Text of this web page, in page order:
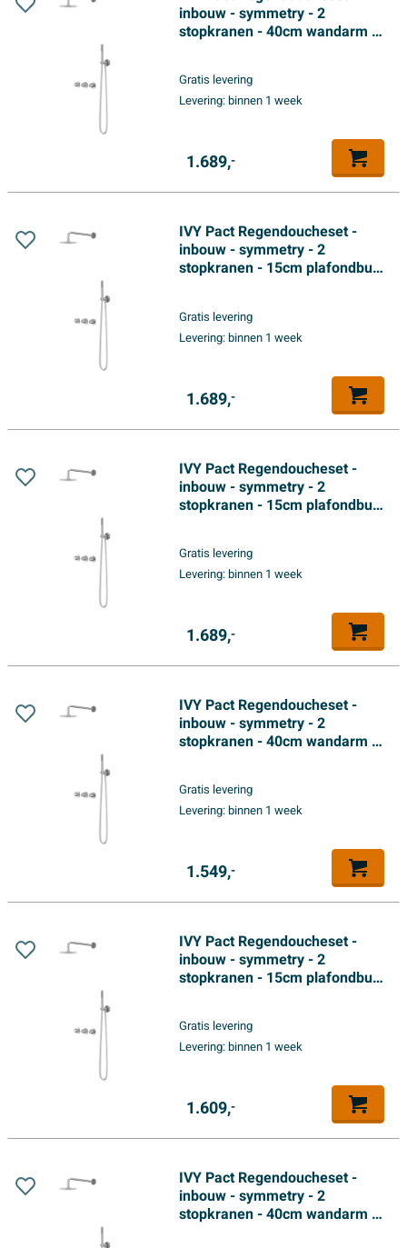
inbouw - symmetry - 2
stopkranen - 40cm wandarm -
doucheslang - satin spray
handdouche - Chroom
Gratis levering
Levering:binnen 1 week
1.689,-
IVY Pact Regendoucheset -
inbouw - symmetry - 2
stopkranen - 15cm plafondbuis
doucheslang - satin spray
handdouche - Chroom
Gratis levering
Levering:binnen 1 week
1.689,-
IVY Pact Regendoucheset -
inbouw - symmetry - 2
stopkranen - 15cm plafondbuis
doucheslang - satin spray
handdouche - Chroom
Gratis levering
Levering:binnen 1 week
1.689,-
IVY Pact Regendoucheset -
inbouw - symmetry - 2
stopkranen - 40cm wandarm -
doucheslang - satin spray
handdouche - Chroom
Gratis levering
Levering:binnen 1 week
1.549,-
IVY Pact Regendoucheset -
inbouw - symmetry - 2
stopkranen - 15cm plafondbuis
doucheslang - satin spray
handdouche - Chroom
Gratis levering
Levering:binnen 1 week
1.609,-
IVY Pact Regendoucheset -
inbouw - symmetry - 2
stopkranen - 40cm wandarm -